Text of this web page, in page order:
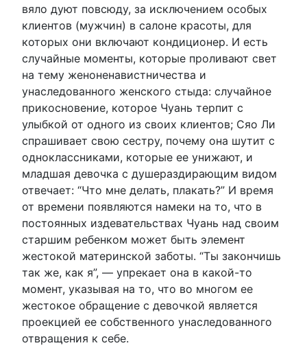
вяло дуют повсюду, за исключением особых
клиентов (мужчин) в салоне красоты, для
которых они включают кондиционер. И есть
случайные моменты, которые проливают свет
на тему женоненавистничества и
унаследованного женского стыда: случайное
прикосновение, которое Чуань терпит с
улыбкой от одного из своих клиентов; Сяо Ли
спрашивает свою сестру, почему она шутит с
одноклассниками, которые ее унижают, и
младшая девочка с душераздирающим видом
отвечает: “Что мне делать, плакать?” И время
от времени появляются намеки на то, что в
постоянных издевательствах Чуань над своим
старшим ребенком может быть элемент
жестокой материнской заботы. “Ты закончишь
так же, как я”, — упрекает она в какой-то
момент, указывая на то, что во многом ее
жестокое обращение с девочкой является
проекцией ее собственного унаследованного
отвращения к себе.